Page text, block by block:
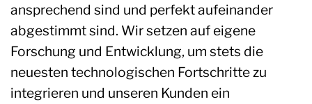
ansprechend sind und perfekt aufeinander
abgestimmt sind. Wir setzen auf eigene
Forschung und Entwicklung, um stets die
neuesten technologischen Fortschritte zu
integrieren und unseren Kunden ein